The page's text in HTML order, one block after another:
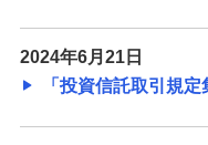
2024年6月21日
「投資信託取引規